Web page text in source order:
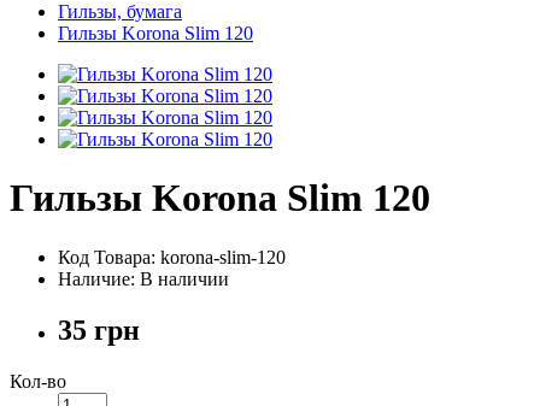
Гильзы, бумага
Гильзы Korona Slim 120
Гильзы Korona Slim 120
Код Товара: korona-slim-120
Наличие: В наличии
35 грн
Кол-во